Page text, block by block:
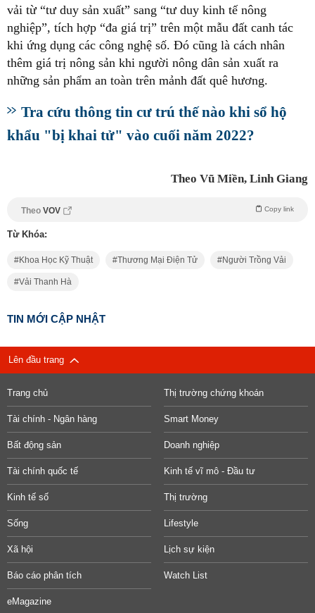
vải từ “tư duy sản xuất” sang “tư duy kinh tế nông
nghiệp”, tích hợp “đa giá trị” trên một mẫu đất canh tác
khi ứng dụng các công nghệ số. Đó cũng là cách nhân
thêm giá trị nông sản khi người nông dân sản xuất ra
những sản phẩm an toàn trên mảnh đất quê hương.
Tra cứu thông tin cư trú thế nào khi sổ hộ
khẩu "bị khai tử" vào cuối năm 2022?
Theo Vũ Miền, Linh Giang
Theo VOV Copy link
Từ Khóa:
Khoa Học Kỹ Thuật Thương Mại Điện Tử Người Trồng Vải
Vải Thanh Hà
TIN MỚI CẬP NHẬT
Lên đầu trang
Trang chủ Thị trường chứng khoán
Tài chính - Ngân hàng Smart Money
Bất động sản Doanh nghiệp
Tài chính quốc tế Kinh tế vĩ mô - Đầu tư
Kinh tế số Thị trường
Sống Lifestyle
Xã hội Lịch sự kiện
Báo cáo phân tích Watch List
eMagazine